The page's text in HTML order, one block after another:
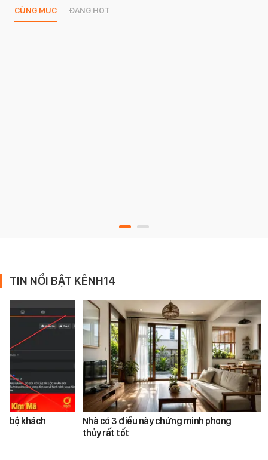
CÙNG MỤC ĐANG HOT
TIN NỔI BẬT KÊNH14
bộ khách
Nhà có 3 điều này chứng minh phong
thủy rất tốt